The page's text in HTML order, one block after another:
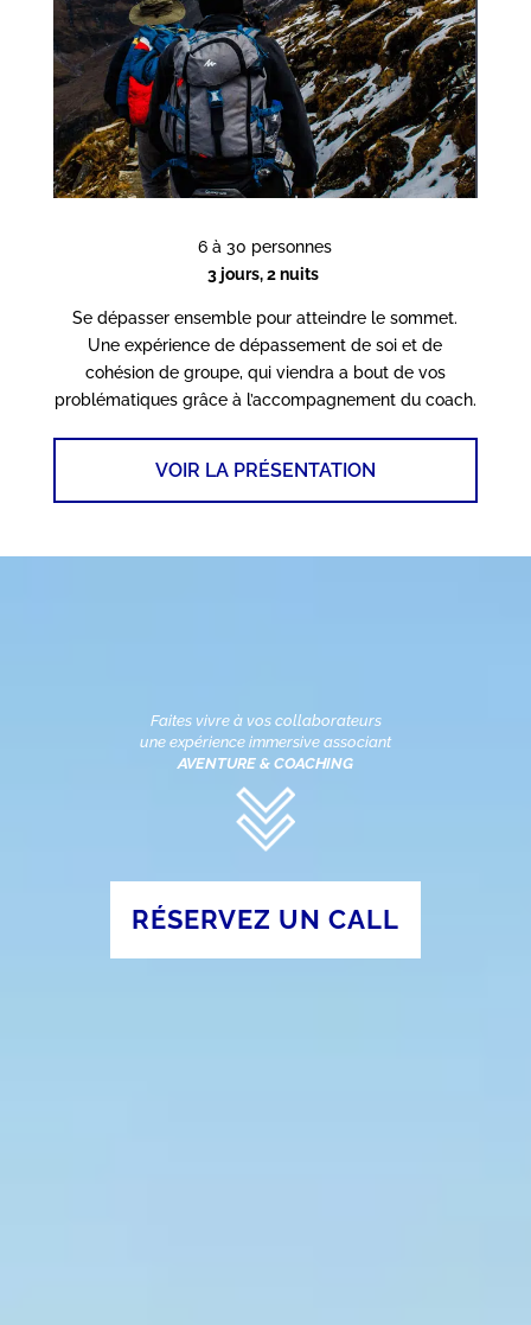
6 à 30 personnes
3 jours, 2 nuits
Se dépasser ensemble pour atteindre le sommet.
Une expérience de dépassement de soi et de
cohésion de groupe, qui viendra a bout de vos
problématiques grâce à l’accompagnement du coach.
VOIR LA PRÉSENTATION
Faites vivre à vos collaborateurs
une expérience immersive associant
AVENTURE & COACHING
RÉSERVEZ UN CALL